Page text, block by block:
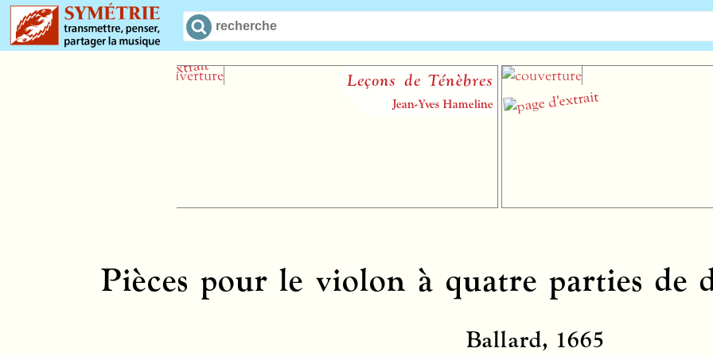
Leçons de Ténèbres
Jean-Yves Hameline
Pièces pour le violon à quatre parties de
Ballard, 1665